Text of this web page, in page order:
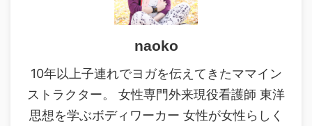
naoko
10年以上子連れでヨガを伝えてきたママイン
ストラクター。 女性専門外来現役看護師 東洋
思想を学ぶボディワーカー 女性が女性らしく